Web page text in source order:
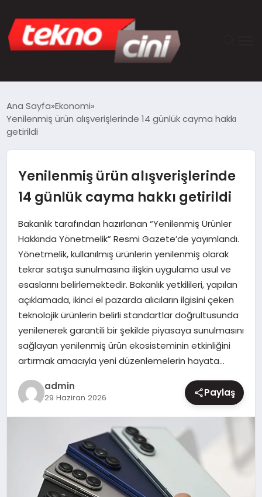
TEKNOLOJI
SAĞLIK
DÜNYA
MAGAZIN
Ana Sayfa Ekonomi
Yenilenmiş ürün alışverişlerinde 14 günlük cayma hakkı
getirildi
Yenilenmiş ürün alışverişlerinde
14 günlük cayma hakkı getirildi
Bakanlık tarafından hazırlanan “Yenilenmiş Ürünler
Hakkında Yönetmelik” Resmi Gazete’de yayımlandı.
Yönetmelik, kullanılmış ürünlerin yenilenmiş olarak
tekrar satışa sunulmasına ilişkin uygulama usul ve
esaslarını belirlemektedir. Bakanlık yetkilileri, yapılan
açıklamada, ikinci el pazarda alıcıların ilgisini çeken
teknolojik ürünlerin belirli standartlar doğrultusunda
yenilenerek garantili bir şekilde piyasaya sunulmasını
sağlayan yenilenmiş ürün ekosisteminin etkinliğini
artırmak amacıyla yeni düzenlemelerin hayata…
admin
29 Haziran 2026 Paylaş